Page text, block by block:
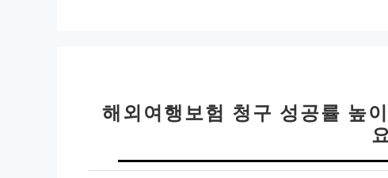
해외여행보험 청구 성공률 높